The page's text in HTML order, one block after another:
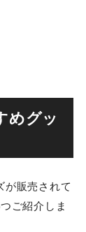
めグッ
が販売されて
ご紹介しま